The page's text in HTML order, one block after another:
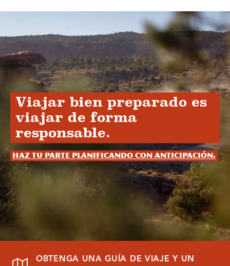
Viajar bien preparado es
viajar de forma
responsable.
Haz tu parte planificando con anticipación.
OBTENGA UNA GUÍA DE VIAJE Y UN